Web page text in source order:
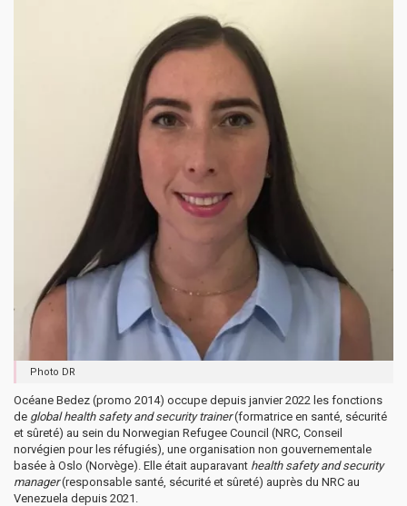
Photo DR
Océane Bedez (promo 2014) occupe depuis janvier 2022 les fonctions
de global health safety and security trainer(formatrice en santé, sécurité
et sûreté) au sein du Norwegian Refugee Council (NRC, Conseil
norvégien pour les réfugiés), une organisation non gouvernementale
basée à Oslo (Norvège). Elle était auparavant health safety and security
manager(responsable santé, sécurité et sûreté) auprès du NRC au
Venezuela depuis 2021.